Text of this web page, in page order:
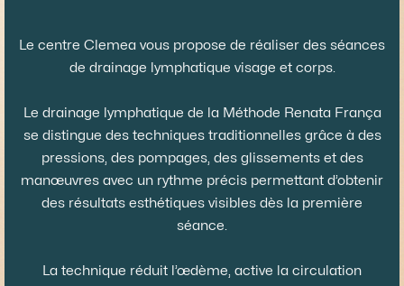
Le centre Clemea vous propose de réaliser des séances
de drainage lymphatique visage et corps.
Le drainage lymphatique de la Méthode Renata França
se distingue des techniques traditionnelles grâce à des
pressions, des pompages, des glissements et des
manœuvres avec un rythme précis permettant d’obtenir
des résultats esthétiques visibles dès la première
séance.
La technique réduit l’œdème, active la circulation